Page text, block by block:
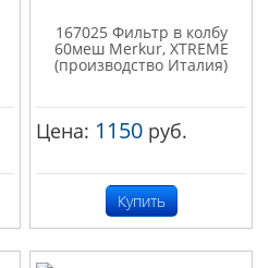
167025 Фильтр в колбу
60меш Merkur, XTREME
(производство Италия)
Цена: 1150 руб.
Купить